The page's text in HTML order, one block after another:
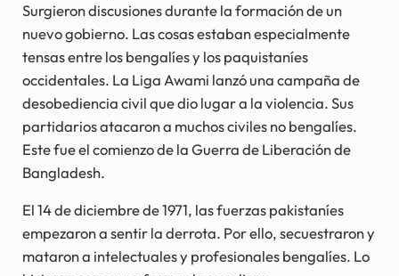
Surgieron discusiones durante la formación de un
nuevo gobierno. Las cosas estaban especialmente
tensas entre los bengalíes y los paquistaníes
occidentales. La Liga Awami lanzó una campaña de
desobediencia civil que dio lugar a la violencia. Sus
partidarios atacaron a muchos civiles no bengalíes.
Este fue el comienzo de la Guerra de Liberación de
Bangladesh.
El 14 de diciembre de 1971, las fuerzas pakistaníes
empezaron a sentir la derrota. Por ello, secuestraron y
mataron a intelectuales y profesionales bengalíes. Lo